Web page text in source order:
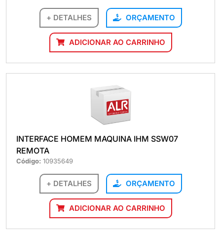
+ DETALHES ORÇAMENTO
ADICIONAR AO CARRINHO
INTERFACE HOMEM MAQUINA IHM SSW07
REMOTA
Código: 10935649
+ DETALHES ORÇAMENTO
ADICIONAR AO CARRINHO